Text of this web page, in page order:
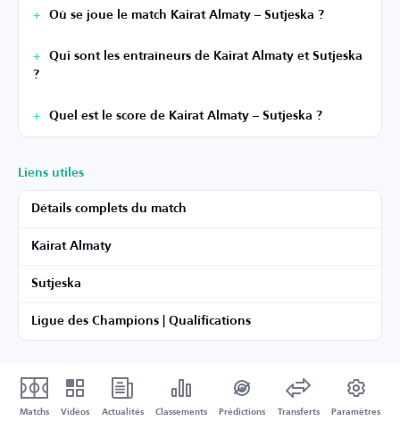
Où se joue le match Kairat Almaty – Sutjeska ?
Qui sont les entraîneurs de Kairat Almaty et Sutjeska
?
Quel est le score de Kairat Almaty – Sutjeska ?
Liens utiles
Détails complets du match
Kairat Almaty
Sutjeska
Ligue des Champions | Qualifications
Matchs Vidéos Actualités Classements Prédictions Transferts Paramètres